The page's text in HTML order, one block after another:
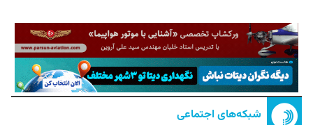
شبکه‌های اجتماعی